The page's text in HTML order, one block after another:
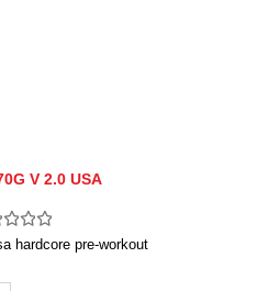
V 2.0 USA
hardcore pre-workout